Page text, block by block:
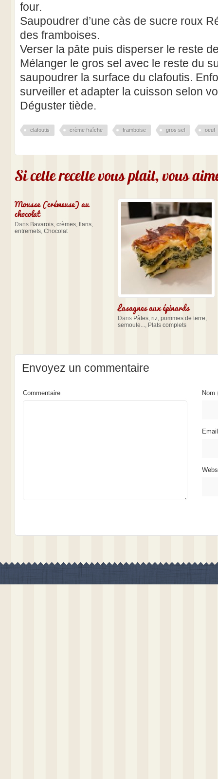
four.
Saupoudrer d’une càs de sucre roux
des framboises.
Verser la pâte puis disperser le reste
Mélanger le gros sel avec le reste du
saupoudrer la surface du clafoutis.
surveiller et adapter la cuisson selon
Déguster tiède.
clafoutis crème fraîche framboise gros sel oeuf
Si cette recette vous plait, vous
Mousse (crémeuse) au
chocolat
Dans Bavarois, crèmes, flans,
entremets, Chocolat
Lasagnes aux épinards
Dans Pâtes, riz, pommes de terre,
semoule..., Plats complets
Envoyez un commentaire
Nom
Commentaire